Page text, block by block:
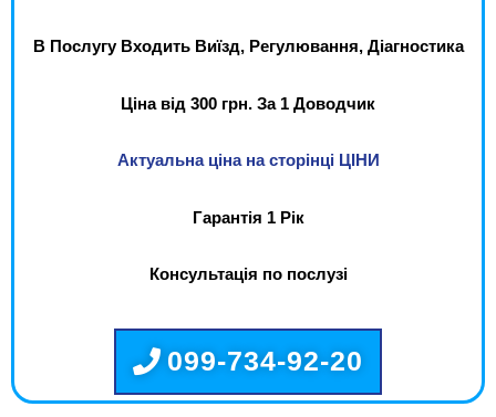
В Послугу Входить Виїзд, Регулювання, Діагностика
Ціна від 300 грн. За 1 Доводчик
Актуальна ціна на сторінці ЦІНИ
Гарантія 1 Рік
Консультація по послузі
099-734-92-20